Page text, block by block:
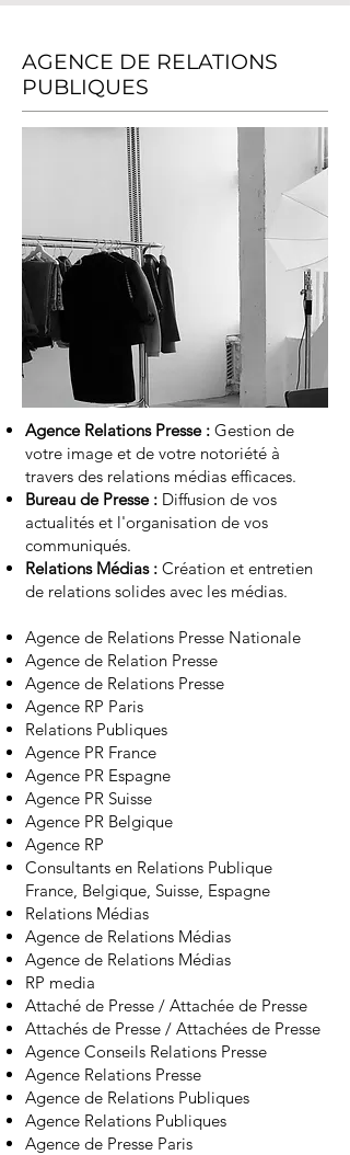
AGENCE DE RELATIONS
PUBLIQUES
Agence Relations Presse : Gestion de
votre image et de votre notoriété à
travers des relations médias efficaces.
Bureau de Presse : Diffusion de vos
actualités et l'organisation de vos
communiqués.
Relations Médias : Création et entretien
de relations solides avec les médias.
Agence de Relations Presse Nationale
Agence de Relation Presse
Agence de Relations Presse
Agence RP Paris
Relations Publiques
Agence PR France
Agence PR Espagne
Agence PR Suisse
Agence PR Belgique
Agence RP
Consultants en Relations Publique
France, Belgique, Suisse, Espagne
Relations Médias
Agence de Relations Médias
Agence de Relations Médias
RP media
Attaché de Presse / Attachée de Presse
Attachés de Presse / Attachées de Presse
Agence Conseils Relations Presse
Agence Relations Presse
Agence de Relations Publiques
Agence Relations Publiques
Agence de Presse Paris